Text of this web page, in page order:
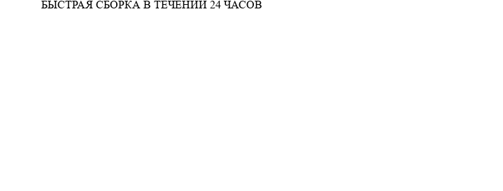
БЫСТРАЯ СБОРКА В ТЕЧЕНИИ 24 ЧАСОВ